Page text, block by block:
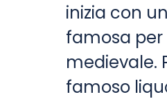
inizia con
famosa per
medievale.
famoso